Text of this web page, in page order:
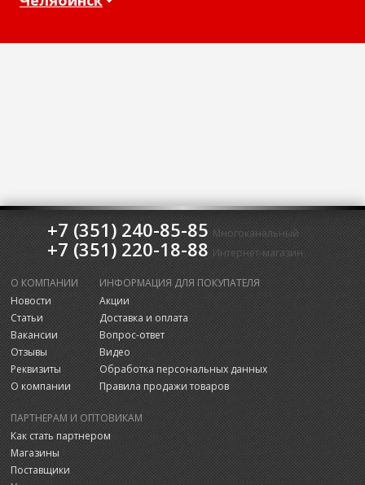
+7 (351) 240-85-85 Многоканальный
+7 (351) 220-18-88 Интернет-магазин
О КОМПАНИИ
Новости
Статьи
Вакансии
Отзывы
Реквизиты
О компании
ИНФОРМАЦИЯ ДЛЯ ПОКУПАТЕЛЯ
Акции
Доставка и оплата
Вопрос-ответ
Видео
Обработка персональных данных
Правила продажи товаров
ПАРТНЕРАМ И ОПТОВИКАМ
Как стать партнером
Магазины
Поставщики